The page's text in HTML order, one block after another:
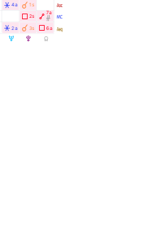
U V Y
W
X
l
Â 2a
Â 4a
À 3s
À 1s
Ã 2s
6a
ÄÓ
7a